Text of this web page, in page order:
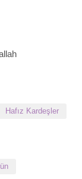
Hafız Kardeşler